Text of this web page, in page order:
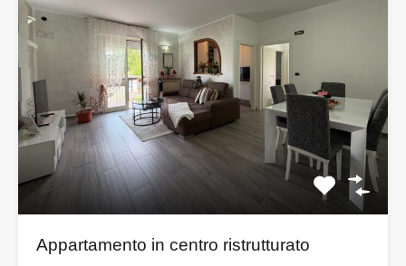
Appartamento in centro ristrutturato